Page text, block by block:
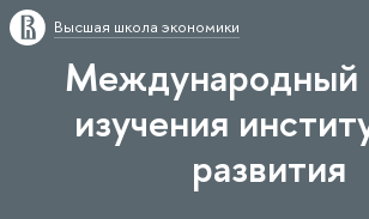
Высшая школа экономики
Международный
изучения
развития